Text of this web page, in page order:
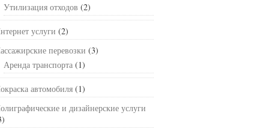
Утилизация отходов (2)
услуги (2)
перевозки (3)
Аренда транспорта (1)
автомобиля (1)
и дизайнерские услуги